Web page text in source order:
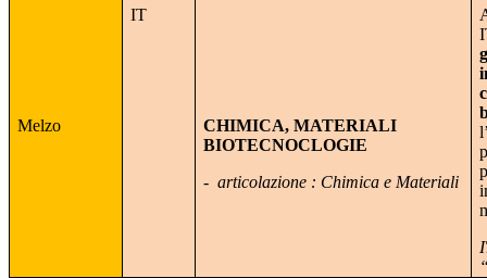
Melzo
IT
CHIMICA, MATERIALI
BIOTECNOCLOGIE
- articolazione : Chimica e Materiali